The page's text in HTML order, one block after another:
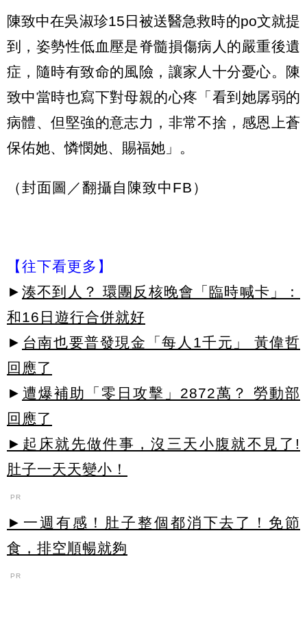
陳致中在吳淑珍15日被送醫急救時的po文就提
到，姿勢性低血壓是脊髓損傷病人的嚴重後遺
症，隨時有致命的風險，讓家人十分憂心。陳
致中當時也寫下對母親的心疼「看到她孱弱的
病體、但堅強的意志力，非常不捨，感恩上蒼
保佑她、憐憫她、賜福她」。
（封面圖／翻攝自陳致中FB）
【往下看更多】
► 湊不到人？ 環團反核晚會「臨時喊卡」：
和16日遊行合併就好
► 台南也要普發現金「每人1千元」 黃偉哲
回應了
► 遭爆補助「零日攻擊」2872萬？ 勞動部
回應了
►起床就先做件事，沒三天小腹就不見了!
肚子一天天變小！
PR
►一週有感！肚子整個都消下去了！免節
食，排空順暢就夠
PR